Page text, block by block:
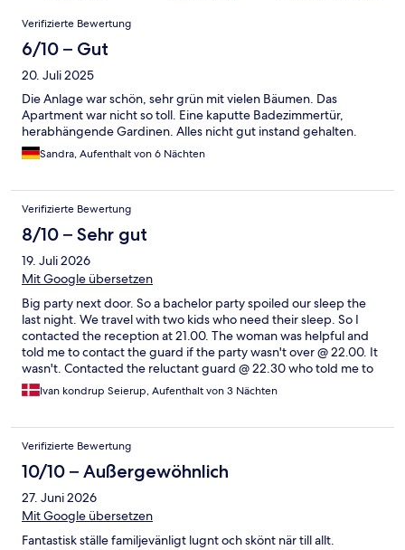
Bewertungen
Verifizierte Bewertung
6/10 – Gut
20. Juli 2025
Die Anlage war schön, sehr grün mit vielen Bäumen. Das
Apartment war nicht so toll. Eine kaputte Badezimmertür,
herabhängende Gardinen. Alles nicht gut instand gehalten.
Sandra, Aufenthalt von 6 Nächten
Verifizierte Bewertung
8/10 – Sehr gut
19. Juli 2026
Mit Google übersetzen
Big party next door. So a bachelor party spoiled our sleep the
last night. We travel with two kids who need their sleep. So I
contacted the reception at 21.00. The woman was helpful and
told me to contact the guard if the party wasn't over @ 22.00. It
wasn't. Contacted the reluctant guard @ 22.30 who told me to
report problems to the reception the next day. I insisted that
the party was closed down in accordane with house rulles. If he
the noisy party next door much later that night they shot down
the music and left the property for a night on the town. I'm
dissapointed we had to do the staffs work in this situation!
Ivan kondrup Seierup, Aufenthalt von 3 Nächten
Verifizierte Bewertung
10/10 – Außergewöhnlich
27. Juni 2026
Mit Google übersetzen
Fantastisk ställe familjevänligt lugnt och skönt när till allt.